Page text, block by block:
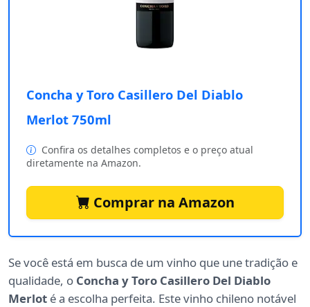
Concha y Toro Casillero Del Diablo
Merlot 750ml
Confira os detalhes completos e o preço atual
diretamente na Amazon.
Comprar na Amazon
Se você está em busca de um vinho que une tradição e
qualidade, o Concha y Toro Casillero Del Diablo
Merlot é a escolha perfeita. Este vinho chileno notável